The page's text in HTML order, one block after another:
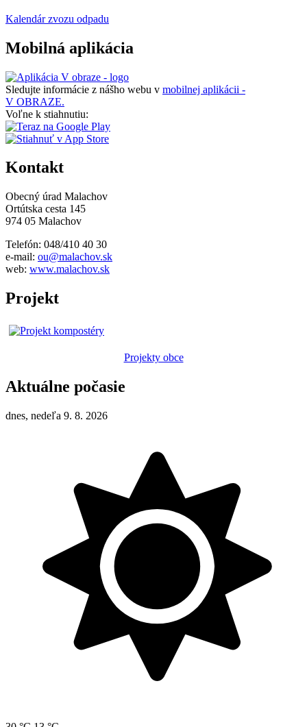
Kalendár zvozu odpadu
Mobilná aplikácia
Sledujte informácie z nášho webu v mobilnej aplikácii -
V OBRAZE.
Voľne k stiahnutiu:
Kontakt
Obecný úrad Malachov
Ortútska cesta 145
974 05 Malachov
Telefón: 048/410 40 30
e-mail: ou@malachov.sk
web: www.malachov.sk
Projekt
Projekty obce
Aktuálne počasie
dnes, nedeľa 9. 8. 2026